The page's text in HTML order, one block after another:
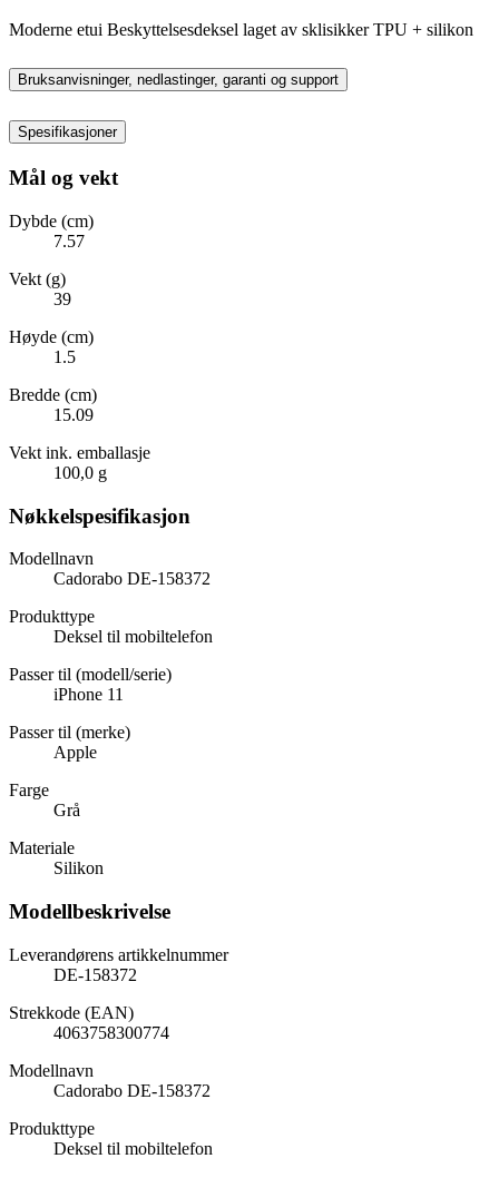
Moderne etui Beskyttelsesdeksel laget av sklisikker TPU + silikon
Bruksanvisninger, nedlastinger, garanti og support
Spesifikasjoner
Mål og vekt
Dybde (cm)
7.57
Vekt (g)
39
Høyde (cm)
1.5
Bredde (cm)
15.09
Vekt ink. emballasje
100,0 g
Nøkkelspesifikasjon
Modellnavn
Cadorabo DE-158372
Produkttype
Deksel til mobiltelefon
Passer til (modell/serie)
iPhone 11
Passer til (merke)
Apple
Farge
Grå
Materiale
Silikon
Modellbeskrivelse
Leverandørens artikkelnummer
DE-158372
Strekkode (EAN)
4063758300774
Modellnavn
Cadorabo DE-158372
Produkttype
Deksel til mobiltelefon